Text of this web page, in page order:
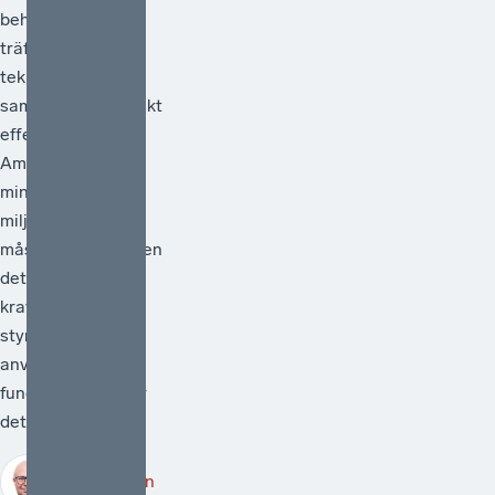
behöver vara
träffsäker,
teknikneutral och
samhällsekonomiskt
effektiv.[1]
Ambitionen att
minska
miljöpåverkan
måste vara hög men
det måste också
kraven på att de
styrmedel som
används faktiskt
fungerar. Därför är
det välkomme...
Robert Lönn